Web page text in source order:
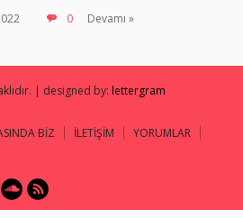
0 Devamı »
| designed by: lettergram
BİZ İLETİŞİM
YORUMLAR